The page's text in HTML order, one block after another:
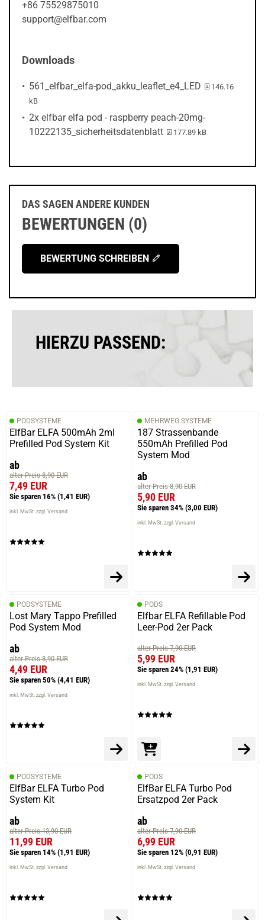
+86 75529875010
support@elfbar.com
Downloads
561_elfbar_elfa-pod_akku_leaflet_e4_LED PDF-Datei:
146.16
kB
2x elfbar elfa pod - raspberry peach-20mg-
10222135_sicherheitsdatenblatt
PDF-Datei:
177.89 kB
DAS SAGEN ANDERE KUNDEN
BEWERTUNGEN (0)
BEWERTUNG SCHREIBEN
HIERZU PASSEND:
PODSYSTEME
ElfBar ELFA 500mAh 2ml
Prefilled Pod System Kit
ab
alter Preis 8,90 EUR
7,49 EUR
Sie sparen 16% (1,41 EUR)
inkl. MwSt. zzgl. Versand
MEHRWEG SYSTEME
187 Strassenbande
550mAh Prefilled Pod
System Mod
ab
alter Preis 8,90 EUR
5,90 EUR
Sie sparen 34% (3,00 EUR)
inkl. MwSt. zzgl. Versand
PODSYSTEME
Lost Mary Tappo Prefilled
Pod System Mod
ab
alter Preis 8,90 EUR
4,49 EUR
Sie sparen 50% (4,41 EUR)
inkl. MwSt. zzgl. Versand
PODS
Elfbar ELFA Refillable Pod
Leer-Pod 2er Pack
alter Preis 7,90 EUR
5,99 EUR
Sie sparen 24% (1,91 EUR)
inkl. MwSt. zzgl. Versand
PODSYSTEME
ElfBar ELFA Turbo Pod
System Kit
ab
alter Preis 13,90 EUR
11,99 EUR
Sie sparen 14% (1,91 EUR)
inkl. MwSt. zzgl. Versand
PODS
ElfBar ELFA Turbo Pod
Ersatzpod 2er Pack
ab
alter Preis 7,90 EUR
6,99 EUR
Sie sparen 12% (0,91 EUR)
inkl. MwSt. zzgl. Versand